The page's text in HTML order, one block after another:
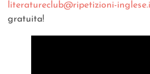
literatureclub@ripetizioni-
gratuita!